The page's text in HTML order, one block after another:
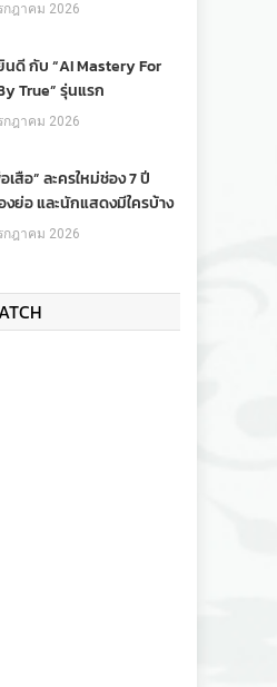
กฎาคม 2026
นดี กับ “AI Mastery For
True” รุ่นแรก
กฎาคม 2026
เสือ” ละครใหม่ช่อง 7 ปี
งย่อ และนักแสดงมีใครบ้าง
กฎาคม 2026